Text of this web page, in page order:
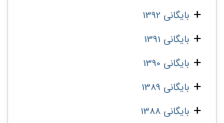
بایگانی 1392
بایگانی 1391
بایگانی 1390
بایگانی 1389
بایگانی 1388